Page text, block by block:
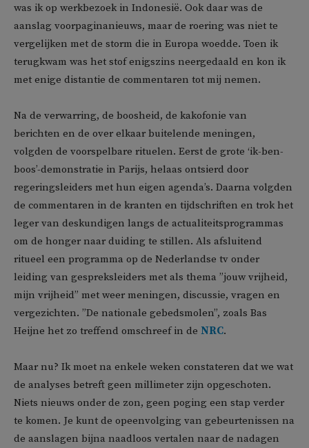
was ik op werkbezoek in Indonesië. Ook daar was de
aanslag voorpaginanieuws, maar de roering was niet te
vergelijken met de storm die in Europa woedde. Toen ik
terugkwam was het stof enigszins neergedaald en kon ik
met enige distantie de commentaren tot mij nemen.
Na de verwarring, de boosheid, de kakofonie van
berichten en de over elkaar buitelende meningen,
volgden de voorspelbare rituelen. Eerst de grote ‘ik-ben-
boos’-demonstratie in Parijs, helaas ontsierd door
regeringsleiders met hun eigen agenda’s. Daarna volgden
de commentaren in de kranten en tijdschriften en trok het
leger van deskundigen langs de actualiteitsprogrammas
om de honger naar duiding te stillen. Als afsluitend
ritueel een programma op de Nederlandse tv onder
leiding van gespreksleiders met als thema ”jouw vrijheid,
mijn vrijheid” met weer meningen, discussie, vragen en
vergezichten. ”De nationale gebedsmolen”, zoals Bas
Heijne het zo treffend omschreef in de NRC.
Maar nu? Ik moet na enkele weken constateren dat we wat
de analyses betreft geen millimeter zijn opgeschoten.
Niets nieuws onder de zon, geen poging een stap verder
te komen. Je kunt de opeenvolging van gebeurtenissen na
de aanslagen bijna naadloos vertalen naar de nadagen